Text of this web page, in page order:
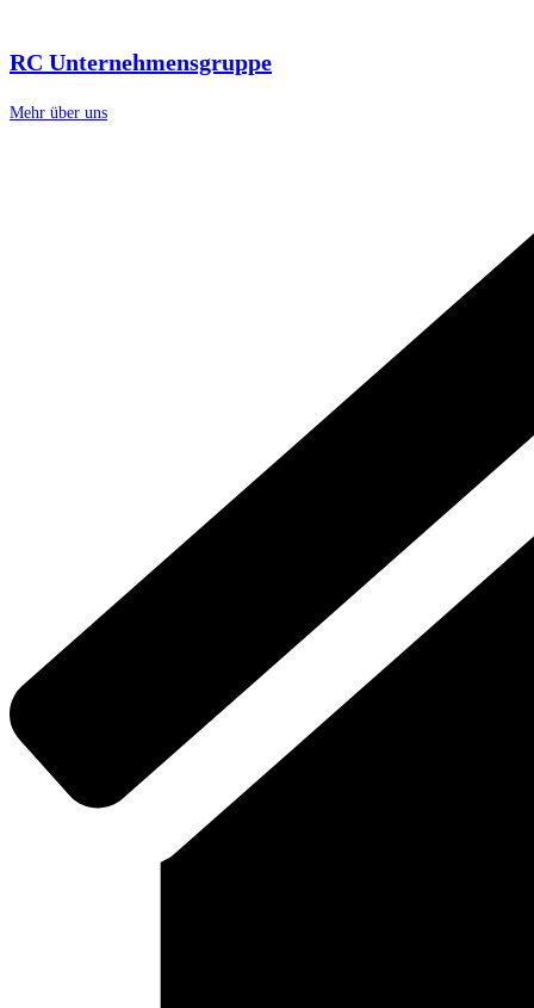
RC Unternehmensgruppe
Mehr über uns